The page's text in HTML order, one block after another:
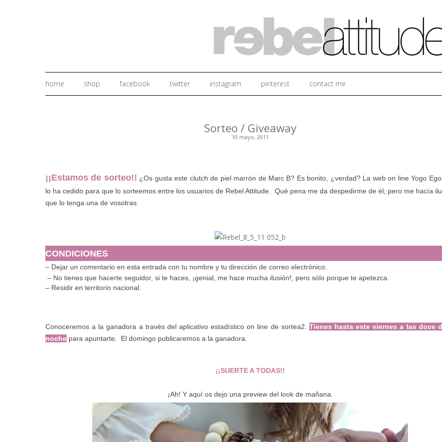
Ir al contenido
home
shop facebook twitter instagram pinterest contact me
Sorteo / Giveaway
10 mayo, 2011
¡¡Estamos de sorteo!! ¿Os gusta este clutch de piel marrón de Marc B? Es bonito, ¿verdad? La web on line Yogo
lo ha cedido para que lo sorteemos entre los usuarios de Rebel Attitude. Qué pena me da despedirme de él, pero me hacía
que lo tenga una de vosotras.
CONDICIONES
– Dejar un comentario en esta entrada con tu nombre y tu dirección de correo electrónico.
– No tienes que hacerte seguidor, si te haces, ¡genial, me hace mucha ilusión!, pero sólo porque te apetezca.
– Residir en territorio nacional.
Conoceremos a la ganadora a través del aplicativo estadístico on line de sortea2. Tienes hasta este viernes a las doce
noche para apuntarte. El domingo publicaremos a la ganadora.
¡¡SUERTE A TODAS!!
¡Ah! Y aquí os dejo una preview del look de mañana.